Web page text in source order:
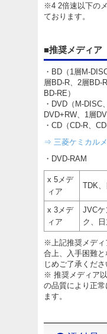
※4 2倍速以下の
ております。
■推奨メディア
・BD（1層M-
層BD-R、2層BD-
BD-RE）
・DVD（M-DISC
DVD+RW、1層
・CD（CD-R、
⇒ 三菱ケミカルメ
・DVD-RAM
x 5メデ
ィア
TDK
x 3メデ
ィア
JVCケ
ク、
※上記推奨メディ
合上、入手困難
じめご了承くださ
※ 推奨メディア
の品質により正
ます。